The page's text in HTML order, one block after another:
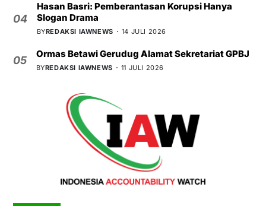
04
Hasan Basri: Pemberantasan Korupsi Hanya
Slogan Drama
BYREDAKSI IAWNEWS 14 JULI 2026
05
Ormas Betawi Gerudug Alamat Sekretariat GPBJ
BYREDAKSI IAWNEWS 11 JULI 2026